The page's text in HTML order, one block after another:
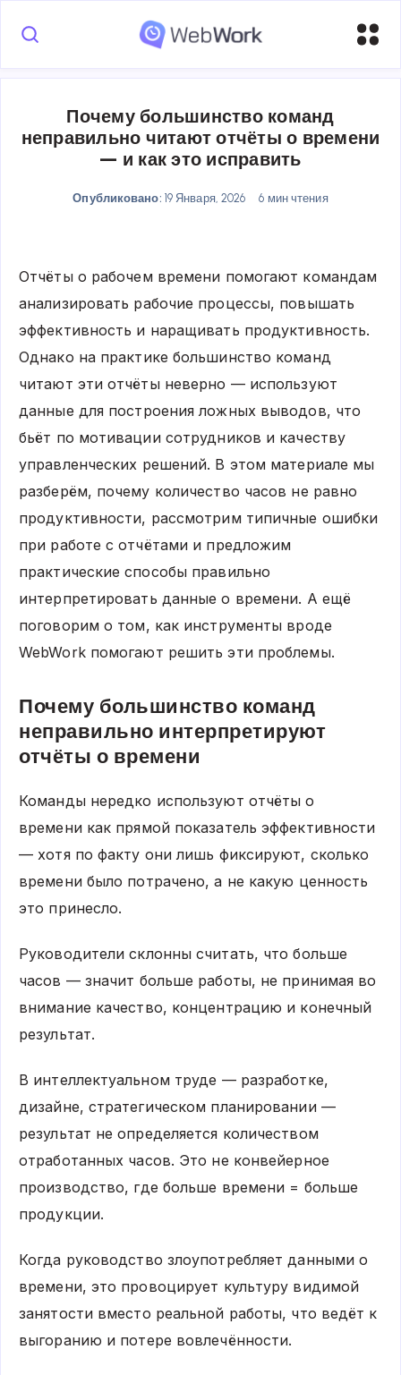
Почему большинство команд
неправильно читают отчёты о времени
— и как это исправить
Опубликовано: 19 Января, 2026 6 мин чтения
Отчёты о рабочем времени помогают командам
анализировать рабочие процессы, повышать
эффективность и наращивать продуктивность.
Однако на практике большинство команд
читают эти отчёты неверно — используют
данные для построения ложных выводов, что
бьёт по мотивации сотрудников и качеству
управленческих решений. В этом материале мы
разберём, почему количество часов не равно
продуктивности, рассмотрим типичные ошибки
при работе с отчётами и предложим
практические способы правильно
интерпретировать данные о времени. А ещё
поговорим о том, как инструменты вроде
WebWork помогают решить эти проблемы.
Почему большинство команд
неправильно интерпретируют
отчёты о времени
Команды нередко используют отчёты о
времени как прямой показатель эффективности
— хотя по факту они лишь фиксируют, сколько
времени было потрачено, а не какую ценность
это принесло.
Руководители склонны считать, что больше
часов — значит больше работы, не принимая во
внимание качество, концентрацию и конечный
результат.
В интеллектуальном труде — разработке,
дизайне, стратегическом планировании —
результат не определяется количеством
отработанных часов. Это не конвейерное
производство, где больше времени = больше
продукции.
Когда руководство злоупотребляет данными о
времени, это провоцирует культуру видимой
занятости вместо реальной работы, что ведёт к
выгоранию и потере вовлечённости.